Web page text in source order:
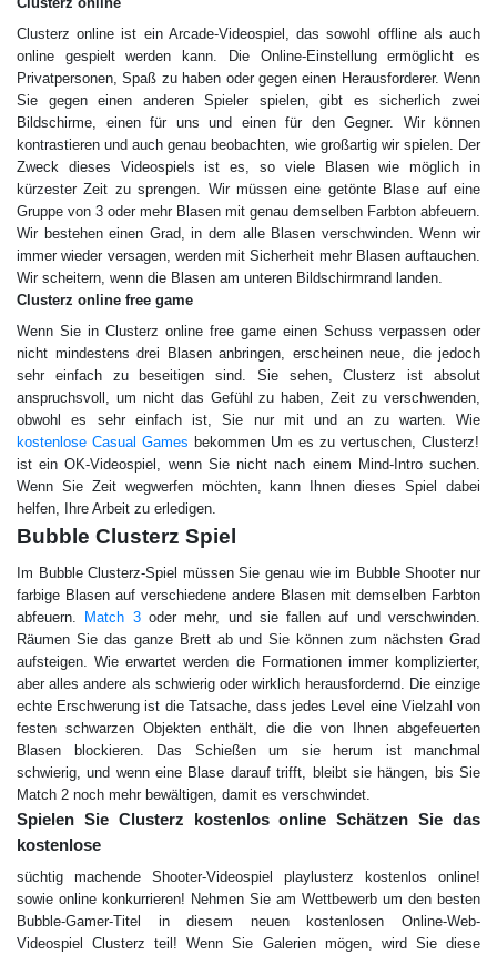
Сlusterz online ist ein Arcade-Videospiel, das sowohl offline als auch
online gespielt werden kann. Die Online-Einstellung ermöglicht es
Privatpersonen, Spaß zu haben oder gegen einen Herausforderer. Wenn
Sie gegen einen anderen Spieler spielen, gibt es sicherlich zwei
Bildschirme, einen für uns und einen für den Gegner. Wir können
kontrastieren und auch genau beobachten, wie großartig wir spielen. Der
Zweck dieses Videospiels ist es, so viele Blasen wie möglich in
kürzester Zeit zu sprengen. Wir müssen eine getönte Blase auf eine
Gruppe von 3 oder mehr Blasen mit genau demselben Farbton abfeuern.
Wir bestehen einen Grad, in dem alle Blasen verschwinden. Wenn wir
immer wieder versagen, werden mit Sicherheit mehr Blasen auftauchen.
Wir scheitern, wenn die Blasen am unteren Bildschirmrand landen.
Сlusterz online free game
Wenn Sie in Сlusterz online free game einen Schuss verpassen oder
nicht mindestens drei Blasen anbringen, erscheinen neue, die jedoch
sehr einfach zu beseitigen sind. Sie sehen, Clusterz ist absolut
anspruchsvoll, um nicht das Gefühl zu haben, Zeit zu verschwenden,
obwohl es sehr einfach ist, Sie nur mit und an zu warten. Wie
kostenlose Casual Games bekommen Um es zu vertuschen, Clusterz!
ist ein OK-Videospiel, wenn Sie nicht nach einem Mind-Intro suchen.
Wenn Sie Zeit wegwerfen möchten, kann Ihnen dieses Spiel dabei
helfen, Ihre Arbeit zu erledigen.
Bubble Сlusterz Spiel
Im Bubble Сlusterz-Spiel müssen Sie genau wie im Bubble Shooter nur
farbige Blasen auf verschiedene andere Blasen mit demselben Farbton
abfeuern.
Match 3oder mehr, und sie fallen auf und verschwinden.
Räumen Sie das ganze Brett ab und Sie können zum nächsten Grad
aufsteigen. Wie erwartet werden die Formationen immer komplizierter,
aber alles andere als schwierig oder wirklich herausfordernd. Die einzige
echte Erschwerung ist die Tatsache, dass jedes Level eine Vielzahl von
festen schwarzen Objekten enthält, die die von Ihnen abgefeuerten
Blasen blockieren. Das Schießen um sie herum ist manchmal
schwierig, und wenn eine Blase darauf trifft, bleibt sie hängen, bis Sie
Match 2 noch mehr bewältigen, damit es verschwindet.
Spielen Sie Сlusterz kostenlos online Schätzen Sie das
kostenlose
süchtig machende Shooter-Videospiel playlusterz kostenlos online!
sowie online konkurrieren! Nehmen Sie am Wettbewerb um den besten
Bubble-Gamer-Titel in diesem neuen kostenlosen Online-Web-
Videospiel Clusterz teil! Wenn Sie Galerien mögen, wird Sie diese